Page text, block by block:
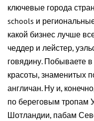
ключевые города
schools и
какой бизнес лучше
чеддер и лейстер,
говядину. Побываете
красоты, знаменитых
англичан. Ну и,
по береговым тропам
Шотландии, пабам